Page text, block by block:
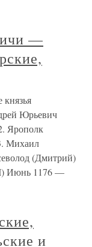
—
Юрьевич
Ярополк
Михаил
(Дмитрий)
Июнь 1176 —
и